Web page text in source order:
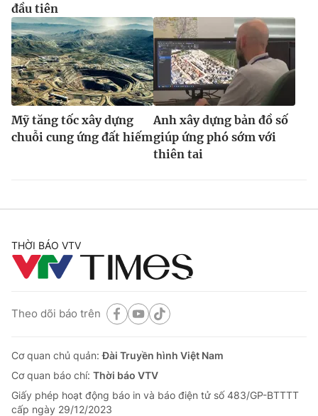
đầu tiên
Mỹ tăng tốc xây dựng
chuỗi cung ứng đất hiếm
Anh xây dựng bản đồ số
giúp ứng phó sớm với
thiên tai
THỜI BÁO VTV
Theo dõi báo trên
Cơ quan chủ quản:Đài Truyền hình Việt Nam
Cơ quan báo chí: Thời báo VTV
Giấy phép hoạt động báo in và báo điện tử số 483/GP-BTTTT
cấp ngày 29/12/2023